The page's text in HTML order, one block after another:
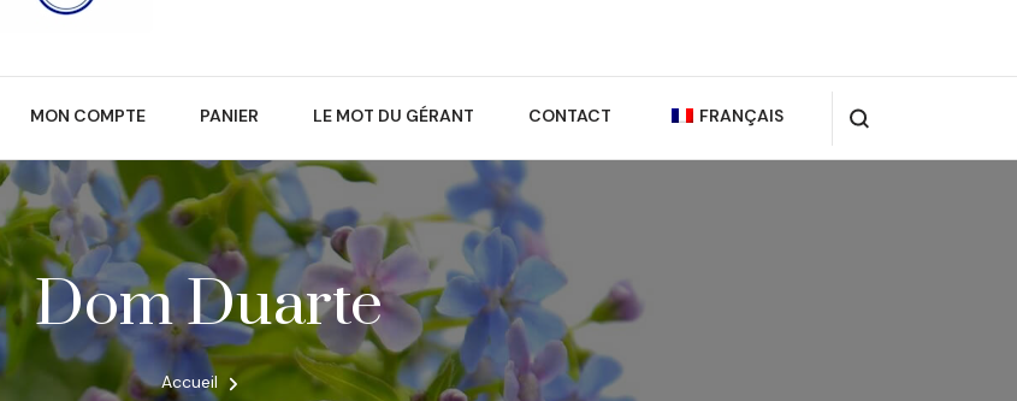
MON COMPTE PANIER LE MOT DU GÉRANT CONTACT FRANÇAIS
Dom Duarte
Accueil